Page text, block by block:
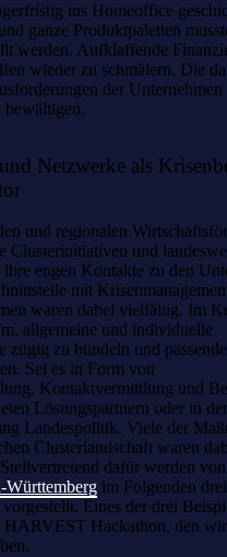
ins Homeoffice
ganze Produktpaletten
werden. Aufklaffende
wieder zu schmälern. Die
der Unternehmen
bewältigen.
Netzwerke als
und regionalen
Clusterinitiativen und
engen Kontakte zu den
mit
waren dabei vielfältig. Im
allgemeine und individuelle
zügig zu bündeln und
Sei es in Form von
Kontaktvermittlung und
Lösungspartnern oder in
Landespolitik. Viele der
Clusterlandschaft waren
dafür werden
Württemberg im Folgenden
vorgestellt. Eines der drei
Hackathon, den